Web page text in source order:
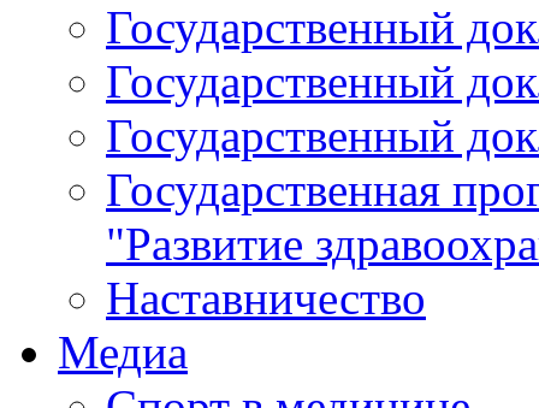
Государственный
Государственный
Государственный
Государственная
"Развитие
Наставничество
Медиа